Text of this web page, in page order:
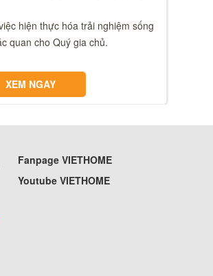
hiện thực hóa trải nghiệm sống
quan cho Quý gia chủ.
XEM NGAY
Fanpage VIETHOME
Youtube VIETHOME